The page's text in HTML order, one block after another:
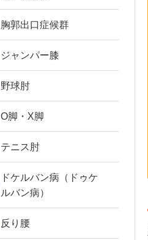
胸郭出口症候群
ジャンパー膝
野球肘
O脚・X脚
テニス肘
ドケルバン病（ドゥケ
ルバン病）
反り腰